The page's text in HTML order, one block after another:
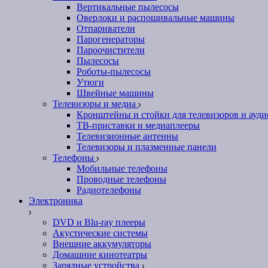
Вертикальные пылесосы
Оверлоки и распошивальные машины
Отпариватели
Парогенераторы
Пароочистители
Пылесосы
Роботы-пылесосы
Утюги
Швейные машины
Телевизоры и медиа
Кронштейны и стойки для телевизоров и
ТВ-приставки и медиаплееры
Телевизионные антенны
Телевизоры и плазменные панели
Телефоны
Мобильные телефоны
Проводные телефоны
Радиотелефоны
Электроника
DVD и Blu-ray плееры
Акустические системы
Внешние аккумуляторы
Домашние кинотеатры
Зарядные устройства